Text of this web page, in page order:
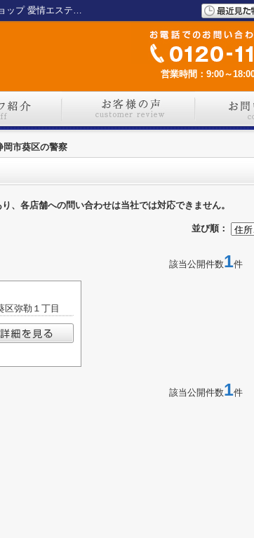
静岡市葵区の警察一覧ページ｜静岡市の土地・建物のことならERA LIXIL不動産ショップ 愛情エステート
営業時間：9:00～
岡市葵区の警察
、各店舗への問い合わせは当社では対応できません。
並び順：
該当公開件数1件
区弥勒１丁目
該当公開件数1件